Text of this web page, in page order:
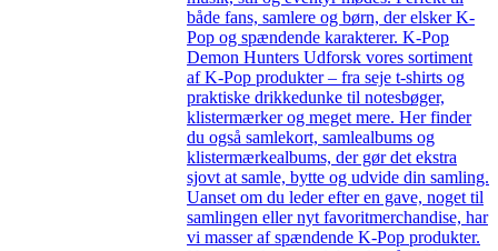
både fans, samlere og børn, der elsker K-
Pop og spændende karakterer. K-Pop
Demon Hunters Udforsk vores sortiment
af K-Pop produkter – fra seje t-shirts og
praktiske drikkedunke til notesbøger,
klistermærker og meget mere. Her finder
du også samlekort, samlealbums og
klistermærkealbums, der gør det ekstra
sjovt at samle, bytte og udvide din samling.
Uanset om du leder efter en gave, noget til
samlingen eller nyt favoritmerchandise, har
vi masser af spændende K-Pop produkter.